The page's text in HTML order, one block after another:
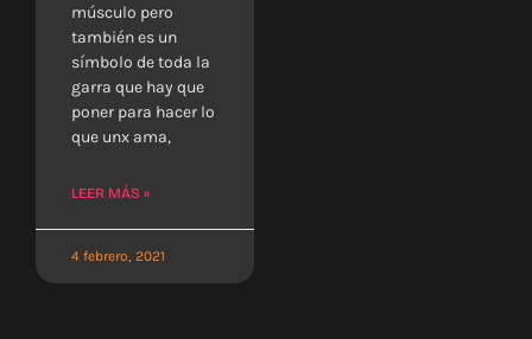
músculo pero
también es un
símbolo de toda la
garra que hay que
poner para hacer lo
que unx ama,
LEER MÁS »
4 febrero, 2021